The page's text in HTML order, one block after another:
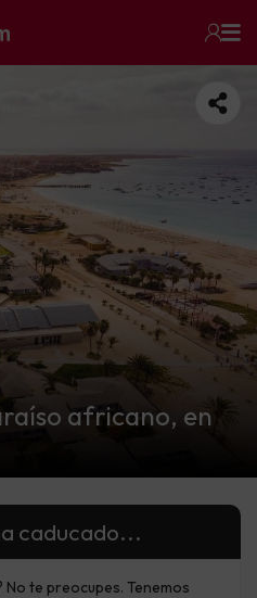
africano, en
caducado...
te preocupes. Tenemos